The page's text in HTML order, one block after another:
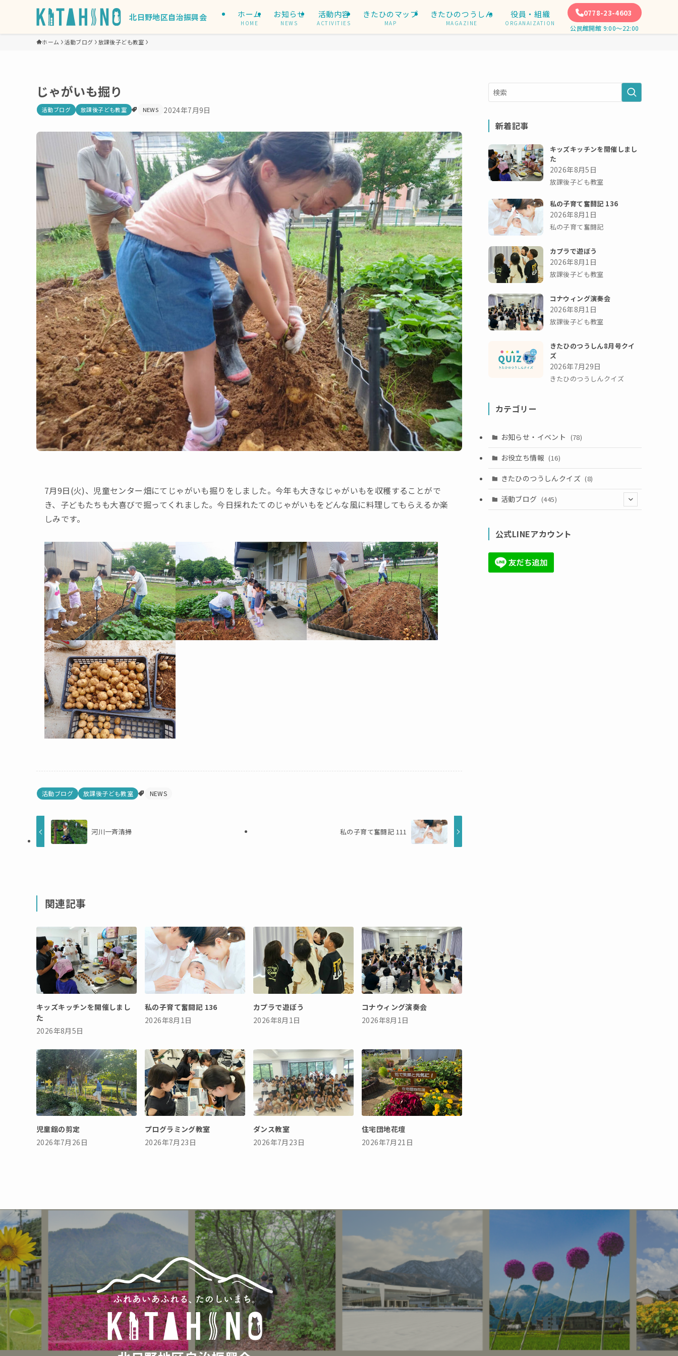
北日野地区自治振興会 ホーム
HOME
お知らせ
NEWS
活動内容
ACTIVITIES
きたひのマップ
MAP
きたひのつうしん
MAGAZINE
役員・組織
ORGANAIZATION
0778-23-4603
公民館開館 9:00〜22:00
ホーム 活動ブログ 放課後子ども教室
じゃがいも掘り
活動ブログ 放課後子ども教室 NEWS 2024年7月9日
7月9日(火)、児童センター畑にてじゃがいも掘りをしました。今年も大きなじゃがいもを収穫することがで
き、子どもたちも大喜びで掘ってくれました。今日採れたてのじゃがいもをどんな風に料理してもらえるか楽
しみです。
活動ブログ 放課後子ども教室 NEWS
河川一斉清掃 私の子育て奮闘記 111
関連記事
キッズキッチンを開催しまし
た
2026年8月5日
私の子育て奮闘記 136
2026年8月1日
カプラで遊ぼう
2026年8月1日
コナウィング演奏会
2026年8月1日
児童館の剪定
2026年7月26日
プログラミング教室
2026年7月23日
ダンス教室
2026年7月23日
住宅団地花壇
2026年7月21日
新着記事
キッズキッチンを開催しまし
た
2026年8月5日
放課後子ども教室
私の子育て奮闘記 136
2026年8月1日
私の子育て奮闘記
カプラで遊ぼう
2026年8月1日
放課後子ども教室
コナウィング演奏会
2026年8月1日
放課後子ども教室
きたひのつうしん8月号クイ
ズ
2026年7月29日
きたひのつうしんクイズ
カテゴリー
お知らせ・イベント (78)
お役立ち情報 (16)
きたひのつうしんクイズ (8)
活動ブログ (445)
(71)
公式LINEアカウント